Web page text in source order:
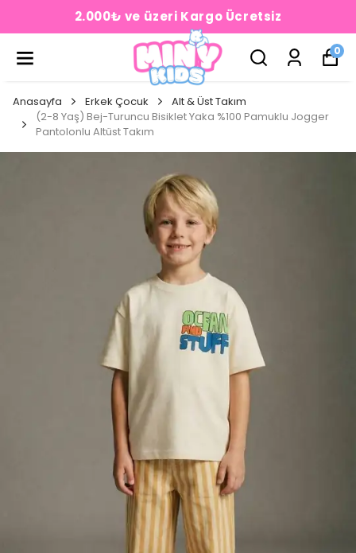
2.000₺ ve üzeri Kargo Ücretsiz
0
Anasayfa Erkek Çocuk
Alt & Üst Takım
(2-8 Yaş) Bej-Turuncu Bisiklet Yaka %100 Pamuklu Jogger
Pantolonlu Altüst Takım